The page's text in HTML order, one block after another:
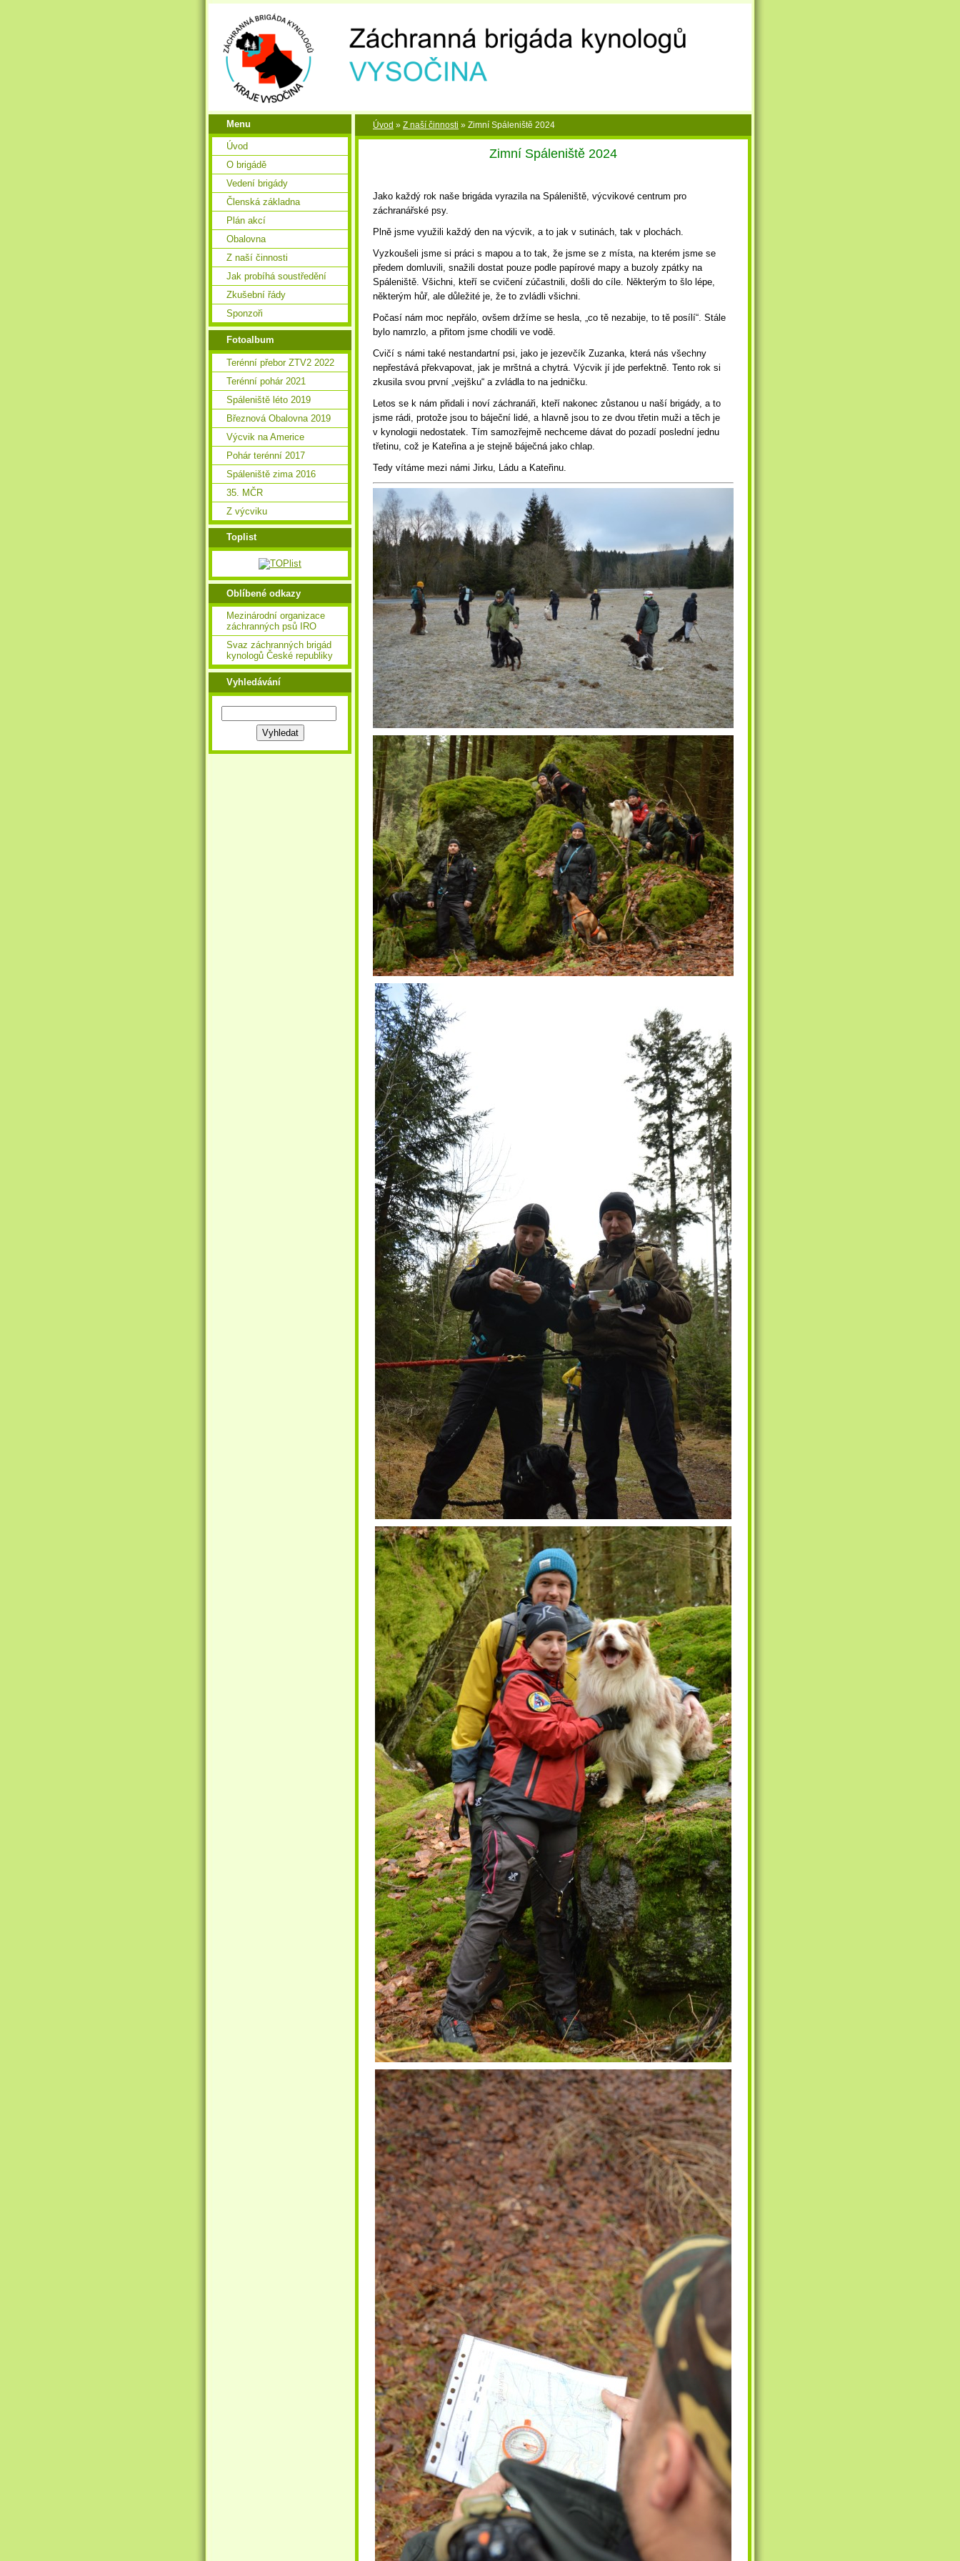
Úvod » Z naší činnosti » Zimní Spáleniště 2024
Zimní Spáleniště 2024
Jako každý rok naše brigáda vyrazila na Spáleniště, výcvikové centrum pro
záchranářské psy.
Plně jsme využili každý den na výcvik, a to jak v sutinách, tak v plochách.
Vyzkoušeli jsme si práci s mapou a to tak, že jsme se z místa, na kterém jsme se
předem domluvili, snažili dostat pouze podle papírové mapy a buzoly zpátky na
Spáleniště. Všichni, kteří se cvičení zúčastnili, došli do cíle. Některým to šlo lépe,
některým hůř, ale důležité je, že to zvládli všichni.
Počasí nám moc nepřálo, ovšem držíme se hesla, „co tě nezabije, to tě posílí“. Stále
bylo namrzlo, a přitom jsme chodili ve vodě.
Cvičí s námi také nestandartní psi, jako je jezevčík Zuzanka, která nás všechny
nepřestává překvapovat, jak je mrštná a chytrá. Výcvik jí jde perfektně. Tento rok si
zkusila svou první „vejšku“ a zvládla to na jedničku.
Letos se k nám přidali i noví záchranáři, kteří nakonec zůstanou u naší brigády, a to
jsme rádi, protože jsou to báječní lidé, a hlavně jsou to ze dvou třetin muži a těch je
v kynologii nedostatek. Tím samozřejmě nechceme dávat do pozadí poslední jednu
třetinu, což je Kateřina a je stejně báječná jako chlap.
Tedy vítáme mezi námi Jirku, Ládu a Kateřinu.
Menu
Úvod
O brigádě
Vedení brigády
Členská základna
Plán akcí
Obalovna
Z naší činnosti
Jak probíhá soustředění
Zkušební řády
Sponzoři
Fotoalbum
Terénní přebor ZTV2 2022
Terénní pohár 2021
Spáleniště léto 2019
Březnová Obalovna 2019
Výcvik na Americe
Pohár terénní 2017
Spáleniště zima 2016
35. MČR
Z výcviku
Toplist
Oblíbené odkazy
Mezinárodní organizace
záchranných psů IRO
Svaz záchranných brigád
kynologů České republiky
Vyhledávání